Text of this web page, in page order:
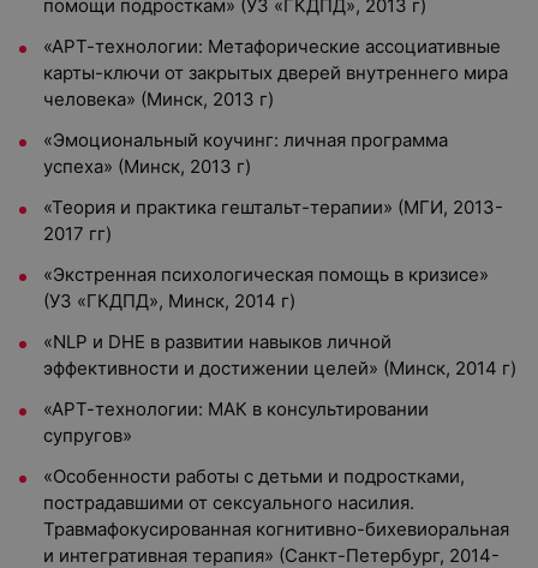
помощи подросткам» (УЗ «ГКДПД», 2013 г)
«АРТ-технологии: Метафорические ассоциативные
карты-ключи от закрытых дверей внутреннего мира
человека» (Минск, 2013 г)
«Эмоциональный коучинг: личная программа
успеха» (Минск, 2013 г)
«Теория и практика гештальт-терапии» (МГИ, 2013-
2017 гг)
«Экстренная психологическая помощь в кризисе»
(УЗ «ГКДПД», Минск, 2014 г)
«NLP и DHE в развитии навыков личной
эффективности и достижении целей» (Минск, 2014 г)
«АРТ-технологии: МАК в консультировании
супругов»
«Особенности работы с детьми и подростками,
пострадавшими от сексуального насилия.
Травмафокусированная когнитивно-бихевиоральная
и интегративная терапия» (Санкт-Петербург, 2014-